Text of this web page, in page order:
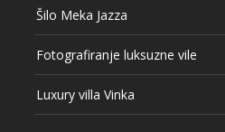
Šilo Meka Jazza
Fotografiranje luksuzne vile
Luxury villa Vinka